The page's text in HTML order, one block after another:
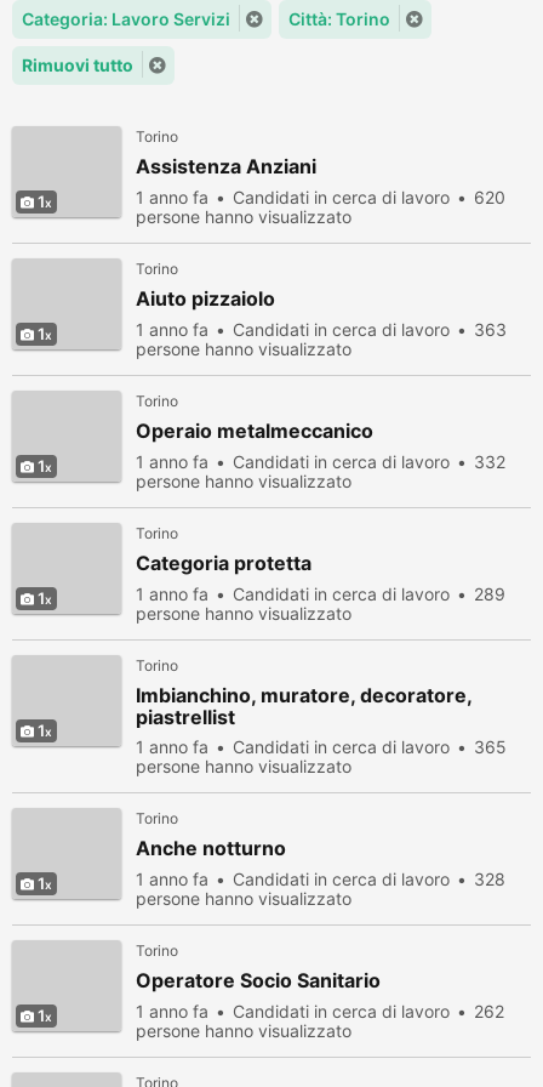
Categoria: Lavoro Servizi Città: Torino
Rimuovi tutto
1
Torino
Assistenza Anziani
1 anno fa Candidati in cerca di lavoro
620
persone hanno visualizzato
1
Torino
Aiuto pizzaiolo
1 anno fa Candidati in cerca di lavoro
363
persone hanno visualizzato
1
Torino
Operaio metalmeccanico
1 anno fa Candidati in cerca di lavoro
332
persone hanno visualizzato
1
Torino
Categoria protetta
1 anno fa Candidati in cerca di lavoro
289
persone hanno visualizzato
1
Torino
Imbianchino, muratore, decoratore,
piastrellist
1 anno fa Candidati in cerca di lavoro
365
persone hanno visualizzato
1
Torino
Anche notturno
1 anno fa Candidati in cerca di lavoro
328
persone hanno visualizzato
1
Torino
Operatore Socio Sanitario
1 anno fa Candidati in cerca di lavoro
262
persone hanno visualizzato
Torino